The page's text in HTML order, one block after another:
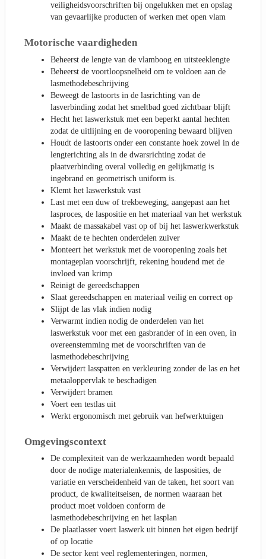
veiligheidsvoorschriften bij ongelukken met en opslag
van gevaarlijke producten of werken met open vlam
Motorische vaardigheden
Beheerst de lengte van de vlamboog en uitsteeklengte
Beheerst de voortloopsnelheid om te voldoen aan de
lasmethodebeschrijving
Beweegt de lastoorts in de lasrichting van de
lasverbinding zodat het smeltbad goed zichtbaar blijft
Hecht het laswerkstuk met een beperkt aantal hechten
zodat de uitlijning en de vooropening bewaard blijven
Houdt de lastoorts onder een constante hoek zowel in de
lengterichting als in de dwarsrichting zodat de
plaatverbinding overal volledig en gelijkmatig is
ingebrand en geometrisch uniform is.
Klemt het laswerkstuk vast
Last met een duw of trekbeweging, aangepast aan het
lasproces, de laspositie en het materiaal van het werkstuk
Maakt de massakabel vast op of bij het laswerkwerkstuk
Maakt de te hechten onderdelen zuiver
Monteert het werkstuk met de vooropening zoals het
montageplan voorschrijft, rekening houdend met de
invloed van krimp
Reinigt de gereedschappen
Slaat gereedschappen en materiaal veilig en correct op
Slijpt de las vlak indien nodig
Verwarmt indien nodig de onderdelen van het
laswerkstuk voor met een gasbrander of in een oven, in
overeenstemming met de voorschriften van de
lasmethodebeschrijving
Verwijdert lasspatten en verkleuring zonder de las en het
metaaloppervlak te beschadigen
Verwijdert bramen
Voert een testlas uit
Werkt ergonomisch met gebruik van hefwerktuigen
Omgevingscontext
De complexiteit van de werkzaamheden wordt bepaald
door de nodige materialenkennis, de lasposities, de
variatie en verscheidenheid van de taken, het soort van
product, de kwaliteitseisen, de normen waaraan het
product moet voldoen conform de
lasmethodebeschrijving en het lasplan
De plaatlasser voert laswerk uit binnen het eigen bedrijf
of op locatie
De sector kent veel reglementeringen, normen,